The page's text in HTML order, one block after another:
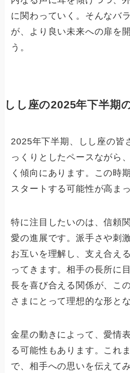
に関わっていく。そんなバ
が、より良い未来への扉を
う。
しし座の2025年下半期
2025年下半期、しし座の皆
っくりとしたペースながら
く傾向にあります。この時
スタートする可能性が高ま
特に注目したいのは、信頼
愛の進展です。派手さや刺
お互いを理解し、支え合え
ってきます。相手の長所に
長を喜び合える関係が、こ
さまにとって理想的な形と
金星の動きによって、愛情
る可能性もあります。これ
で、相手への思いを伝えて